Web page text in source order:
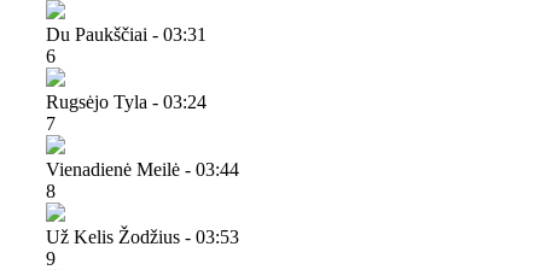
Du Paukščiai - 03:31
6
Rugsėjo Tyla - 03:24
7
Vienadienė Meilė - 03:44
8
Už Kelis Žodžius - 03:53
9